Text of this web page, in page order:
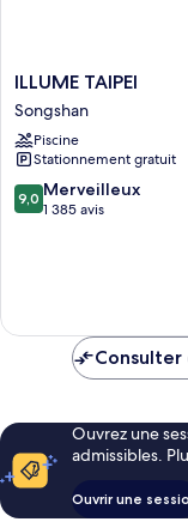
ILLUME
TAIPEI
Songshan
ILLUME TAIPEI
Songshan
Piscine
Stationnement gratuit
9.0
sur
9,0 Merveilleux
1 385 avis
Ouvrez une
admissibles.
Ouvrir une